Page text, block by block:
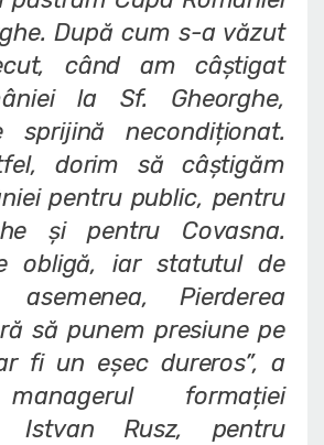
După cum s-a văzut
când am câștigat
la Sf. Gheorghe,
sprijină necondiționat.
dorim să câștigăm
pentru public, pentru
și pentru Covasna.
obligă, iar statutul de
Pierderea
să punem presiune pe
fi un eșec dureros”, a
formației
Istvan Rusz, pentru